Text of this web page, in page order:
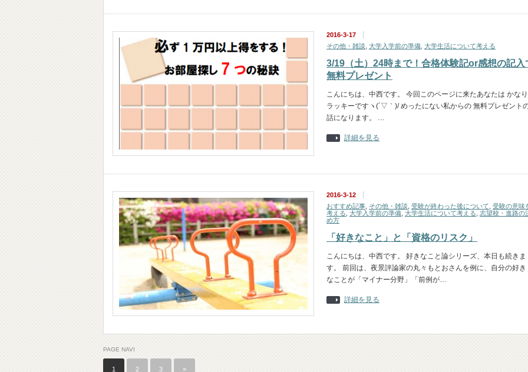
2016-3-17
その他・雑談 大学入学前の準備 大学生活について考える
3/19（土）24時まで！合格体験記or感想の記入
無料プレゼント
こんにちは、中西です。 今回このページに来たあなたは かなり
ラッキーですヽ(´▽｀)/ めったにない私からの 無料プレゼント
話になります。 …
詳細を見る
2016-3-12
おすすめ記事 その他・雑談 受験が終わった後について 受験の意味
考える 大学入学前の準備 大学生活について考える 志望校・進路の
め方
「好きなこと」と「資格のリスク」
こんにちは、中西です。 好きなこと論シリーズ、本日も続きま
す。 前回は、夜景評論家の丸々もとおさんを例に、自分の好き
なことが「マイナー分野」「前例が…
詳細を見る
PAGE NAVI
1 2 3 »